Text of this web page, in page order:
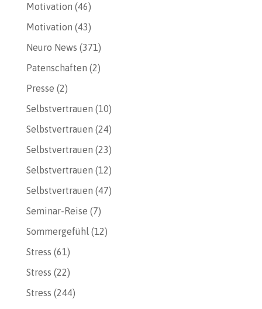
Motivation (46)
Motivation (43)
Neuro News (371)
Patenschaften (2)
Presse (2)
Selbstvertrauen (10)
Selbstvertrauen (24)
Selbstvertrauen (23)
Selbstvertrauen (12)
Selbstvertrauen (47)
Seminar-Reise (7)
Sommergefühl (12)
Stress (61)
Stress (22)
Stress (244)